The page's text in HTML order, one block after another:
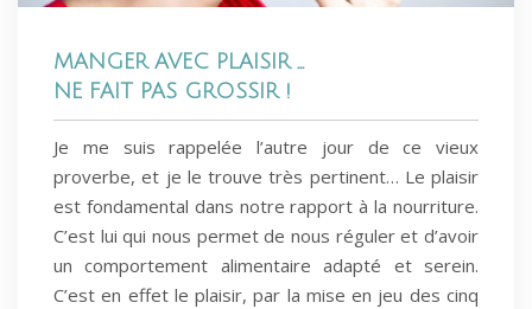
MANGER AVEC PLAISIR …
NE FAIT PAS GROSSIR !
Je me suis rappelée l’autre jour de ce vieux
proverbe, et je le trouve très pertinent… Le plaisir
est fondamental dans notre rapport à la nourriture.
C’est lui qui nous permet de nous réguler et d’avoir
un comportement alimentaire adapté et serein.
C’est en effet le plaisir, par la mise en jeu des cinq